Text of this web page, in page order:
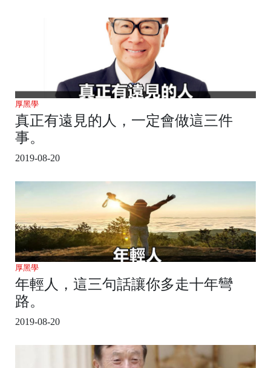
厚黑學
真正有遠見的人，一定會做這三件
事。
2019-08-20
厚黑學
年輕人，這三句話讓你多走十年彎
路。
2019-08-20